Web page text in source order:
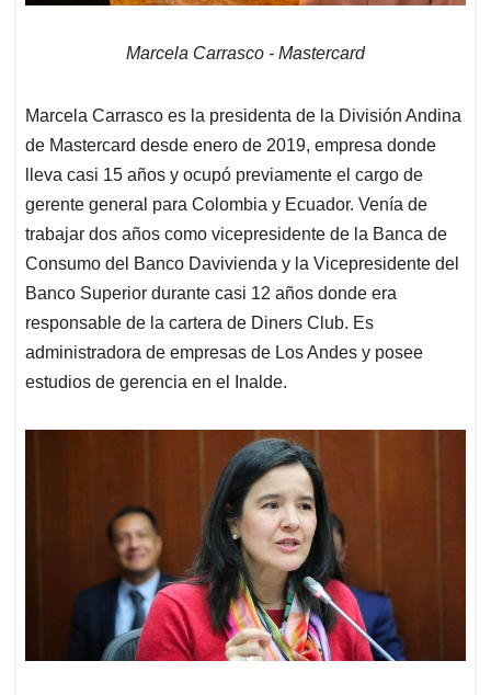
Marcela Carrasco - Mastercard
Marcela Carrasco es la presidenta de la División Andina
de Mastercard desde enero de 2019, empresa donde
lleva casi 15 años y ocupó previamente el cargo de
gerente general para Colombia y Ecuador. Venía de
trabajar dos años como vicepresidente de la Banca de
Consumo del Banco Davivienda y la Vicepresidente del
Banco Superior durante casi 12 años donde era
responsable de la cartera de Diners Club. Es
administradora de empresas de Los Andes y posee
estudios de gerencia en el Inalde.